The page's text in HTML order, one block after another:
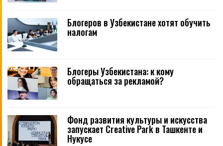
Блогеров в Узбекистане хотят обучить
налогам
Блогеры Узбекистана: к кому
обращаться за рекламой?
Фонд развития культуры и искусства
запускает Creative Park в Ташкенте и
Нукусе